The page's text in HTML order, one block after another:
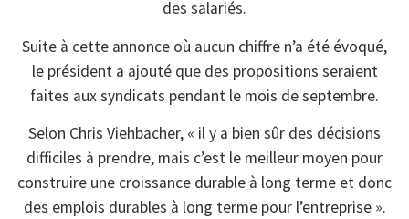
des salariés.
Suite à cette annonce où aucun chiffre n’a été évoqué,
le président a ajouté que des propositions seraient
faites aux syndicats pendant le mois de septembre.
Selon Chris Viehbacher, « il y a bien sûr des décisions
difficiles à prendre, mais c’est le meilleur moyen pour
construire une croissance durable à long terme et donc
des emplois durables à long terme pour l’entreprise ».